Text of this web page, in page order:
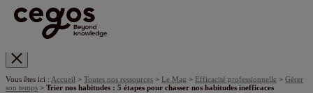
Vous êtes ici : Accueil > Toutes nos ressources > Le Mag > Efficacité professionnelle > Gérer
son temps > Trier nos habitudes : 5 étapes pour chasser nos habitudes inefficaces